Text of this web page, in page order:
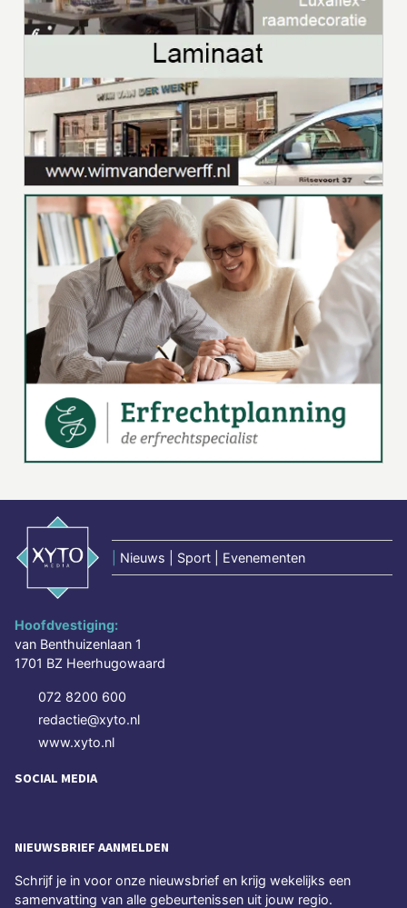
Nieuws | Sport | Evenementen
Hoofdvestiging:
van Benthuizenlaan 1
1701 BZ Heerhugowaard
072 8200 600
redactie@xyto.nl
www.xyto.nl
SOCIAL MEDIA
NIEUWSBRIEF AANMELDEN
Schrijf je in voor onze nieuwsbrief en krijg wekelijks een
samenvatting van alle gebeurtenissen uit jouw regio.